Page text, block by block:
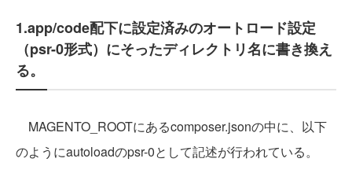
1.app/code配下に設定済みのオートロード設定
（psr-0形式）にそったディレクトリ名に書き換え
る。
MAGENTO_ROOTにあるcomposer.jsonの中に、以下
のようにautoloadのpsr-0として記述が行われている。